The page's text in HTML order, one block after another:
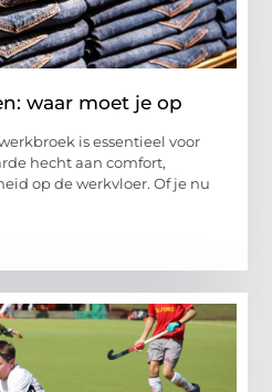
waar moet je op
is essentieel voor
hecht aan comfort,
op de werkvloer. Of je nu